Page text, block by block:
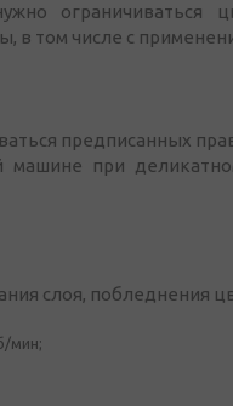
ограничиваться
в том числе с
предписанных
при
слоя, побледнения
мин;